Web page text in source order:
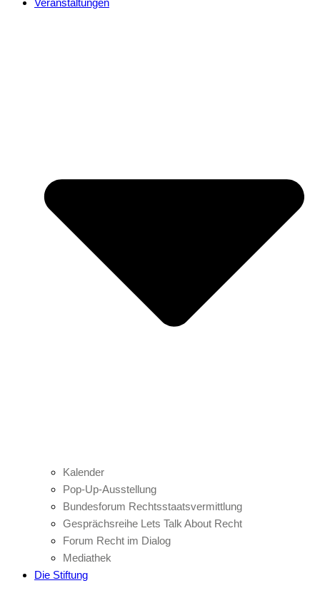
Veranstaltungen
Kalender
Pop-Up-Ausstellung
Bundesforum Rechtsstaatsvermittlung
Gesprächsreihe Lets Talk About Recht
Forum Recht im Dialog
Mediathek
Die Stiftung